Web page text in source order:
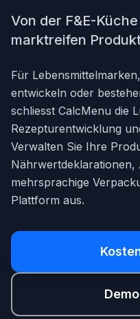
Von der F&E-
marktreifen
Für
entwickeln oder
schliesst CalcMenu die
Rezepturentwicklung
Verwalten Sie Ihre
mehrsprachige
Plattform aus.